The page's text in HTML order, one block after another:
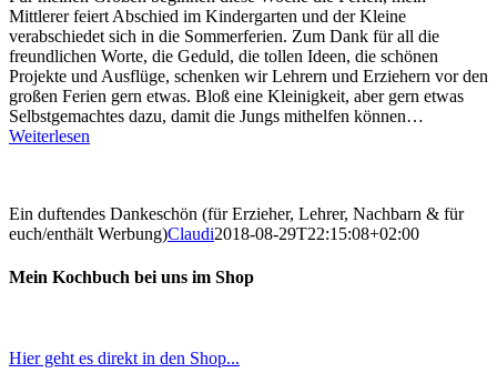
Mittlerer feiert Abschied im Kindergarten und der Kleine
verabschiedet sich in die Sommerferien. Zum Dank für all die
freundlichen Worte, die Geduld, die tollen Ideen, die schönen
Projekte und Ausflüge, schenken wir Lehrern und Erziehern vor den
großen Ferien gern etwas. Bloß eine Kleinigkeit, aber gern etwas
Selbstgemachtes dazu, damit die Jungs mithelfen können…
Weiterlesen
Ein duftendes Dankeschön (für Erzieher, Lehrer, Nachbarn & für
euch/enthält Werbung)Claudi2018-08-29T22:15:08+02:00
Mein Kochbuch bei uns im Shop
Hier geht es direkt in den Shop...